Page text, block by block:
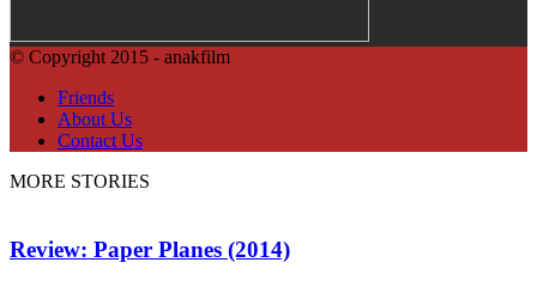
© Copyright 2015 - anakfilm
Friends
About Us
Contact Us
MORE STORIES
Review: Paper Planes (2014)